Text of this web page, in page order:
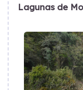
Lagunas de